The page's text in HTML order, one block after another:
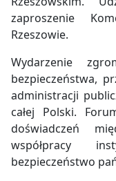
zaproszenie
Rzeszowie.
Wydarzenie
bezpieczeństwa,
administracji
całej Polski.
doświadczeń
współpracy
bezpieczeństwo